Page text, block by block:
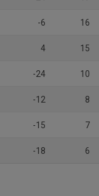
-6 16
4 15
-24 10
-12 8
-15 7
-18 6